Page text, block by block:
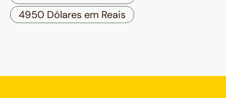
4950 Dólares em Reais